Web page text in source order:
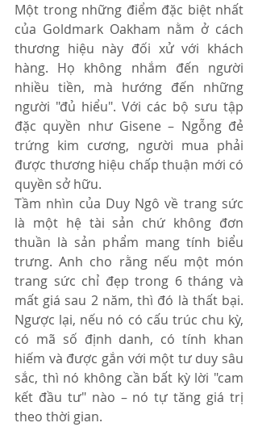
Một trong những điểm đặc biệt nhất
của Goldmark Oakham nằm ở cách
thương hiệu này đối xử với khách
hàng. Họ không nhắm đến người
nhiều tiền, mà hướng đến những
người "đủ hiểu". Với các bộ sưu tập
đặc quyền như Gisene – Ngỗng đẻ
trứng kim cương, người mua phải
được thương hiệu chấp thuận mới có
quyền sở hữu.
Tầm nhìn của Duy Ngô về trang sức
là một hệ tài sản chứ không đơn
thuần là sản phẩm mang tính biểu
trưng. Anh cho rằng nếu một món
trang sức chỉ đẹp trong 6 tháng và
mất giá sau 2 năm, thì đó là thất bại.
Ngược lại, nếu nó có cấu trúc chu kỳ,
có mã số định danh, có tính khan
hiếm và được gắn với một tư duy sâu
sắc, thì nó không cần bất kỳ lời "cam
kết đầu tư" nào – nó tự tăng giá trị
theo thời gian.